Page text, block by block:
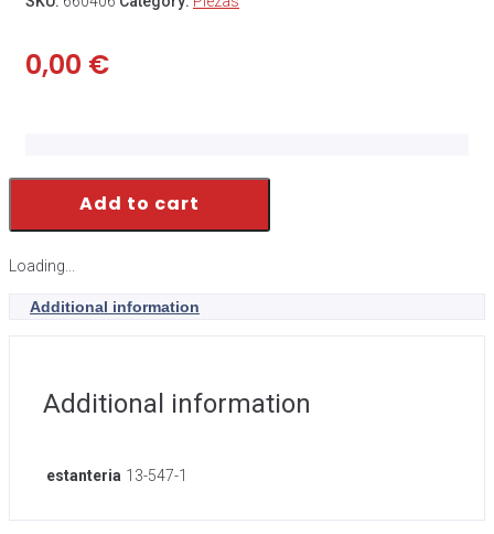
0,00 €
Add to cart
Loading...
Additional information
Additional information
estanteria 13-547-1